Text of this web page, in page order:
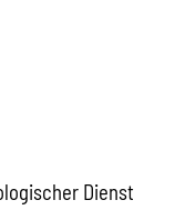
Dienst